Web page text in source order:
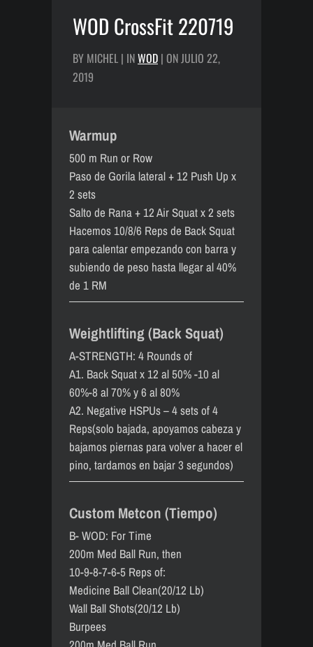
WOD CrossFit 220719
BY MICHEL | INWOD | ON JULIO 22,
2019
Warmup
500 m Run or Row
Paso de Gorila lateral + 12 Push Up x
2 sets
Salto de Rana + 12 Air Squat x 2 sets
Hacemos 10/8/6 Reps de Back Squat
para calentar empezando con barra y
subiendo de peso hasta llegar al 40%
de 1 RM
Weightlifting (Back Squat)
A-STRENGTH: 4 Rounds of
A1. Back Squat x 12 al 50% -10 al
60%-8 al 70% y 6 al 80%
A2. Negative HSPUs – 4 sets of 4
Reps(solo bajada, apoyamos cabeza y
bajamos piernas para volver a hacer el
pino, tardamos en bajar 3 segundos)
Custom Metcon (Tiempo)
B- WOD: For Time
200m Med Ball Run, then
10-9-8-7-6-5 Reps of:
Medicine Ball Clean(20/12 Lb)
Wall Ball Shots(20/12 Lb)
Burpees